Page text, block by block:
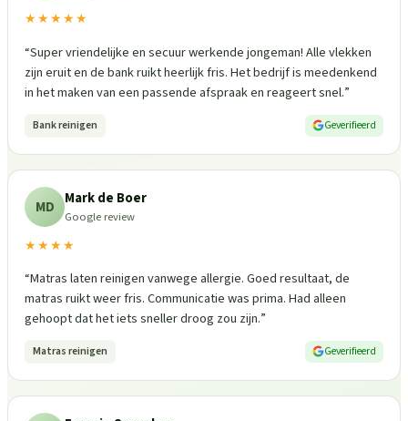
★★★★★
“Super vriendelijke en secuur werkende jongeman! Alle vlekken
zijn eruit en de bank ruikt heerlijk fris. Het bedrijf is meedenkend
in het maken van een passende afspraak en reageert snel.”
Bank reinigen Geverifieerd
MD Mark de Boer
Google review
★★★★
“Matras laten reinigen vanwege allergie. Goed resultaat, de
matras ruikt weer fris. Communicatie was prima. Had alleen
gehoopt dat het iets sneller droog zou zijn.”
Matras reinigen Geverifieerd